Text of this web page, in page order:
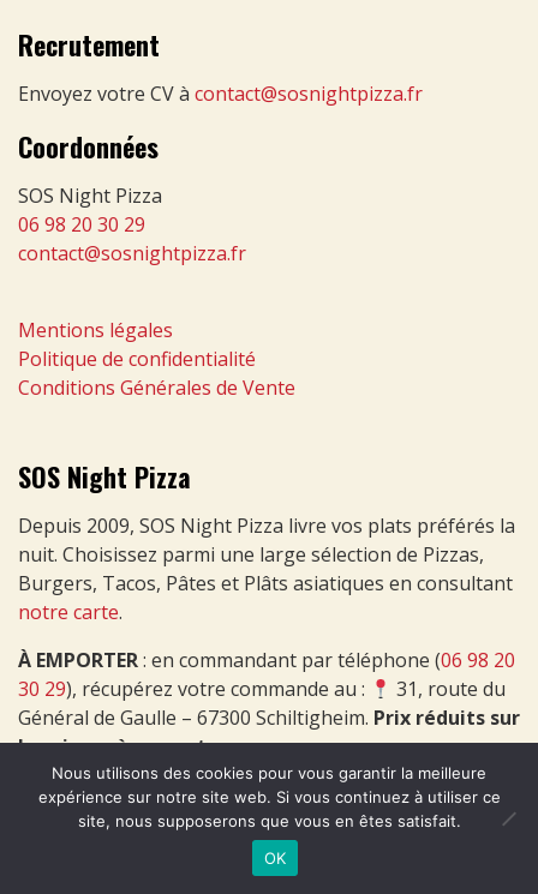
Recrutement
Envoyez votre CV à contact@sosnightpizza.fr
Coordonnées
SOS Night Pizza
06 98 20 30 29
contact@sosnightpizza.fr
Mentions légales
Politique de confidentialité
Conditions Générales de Vente
SOS Night Pizza
Depuis 2009, SOS Night Pizza livre vos plats préférés la
nuit. Choisissez parmi une large sélection de Pizzas,
Burgers, Tacos, Pâtes et Plâts asiatiques en consultant
notre carte.
À EMPORTER: en commandant par téléphone (06 98 20
30 29), récupérez votre commande au :
31, route du
Général de Gaulle – 67300 Schiltigheim. Prix réduits sur
les pizzas à emporter.
Nous utilisons des cookies pour vous garantir la meilleure
expérience sur notre site web. Si vous continuez à utiliser ce
site, nous supposerons que vous en êtes satisfait.
OK